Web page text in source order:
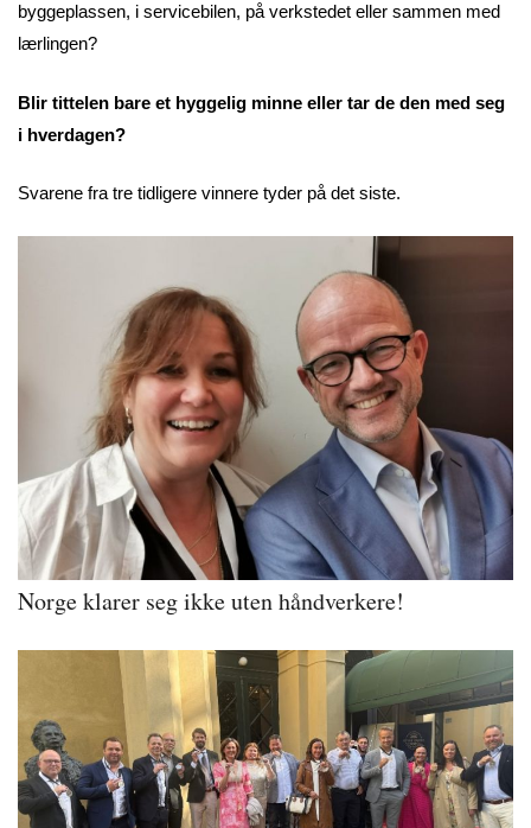
byggeplassen, i servicebilen, på verkstedet eller sammen med
lærlingen?
Blir tittelen bare et hyggelig minne eller tar de den med seg
i hverdagen?
Svarene fra tre tidligere vinnere tyder på det siste.
Norge klarer seg ikke uten håndverkere!